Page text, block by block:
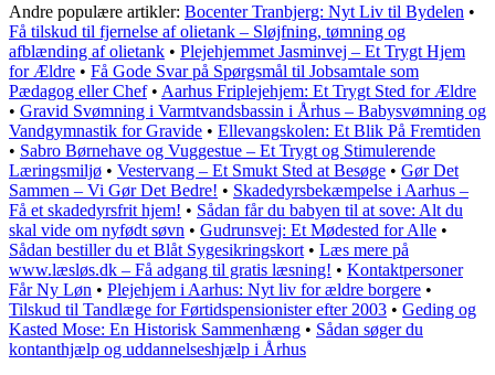
Andre populære artikler: Bocenter Tranbjerg: Nyt Liv til Bydelen •
Få tilskud til fjernelse af olietank – Sløjfning, tømning og
afblænding af olietank • Plejehjemmet Jasminvej – Et Trygt Hjem
for Ældre • Få Gode Svar på Spørgsmål til Jobsamtale som
Pædagog eller Chef• Aarhus Friplejehjem: Et Trygt Sted for Ældre
• Gravid Svømning i Varmtvandsbassin i Århus – Babysvømning og
Vandgymnastik for Gravide • Ellevangskolen: Et Blik På Fremtiden
• Sabro Børnehave og Vuggestue – Et Trygt og Stimulerende
Læringsmiljø • Vestervang – Et Smukt Sted at Besøge • Gør Det
Sammen – Vi Gør Det Bedre! • Skadedyrsbekæmpelse i Aarhus –
Få et skadedyrsfrit hjem! • Sådan får du babyen til at sove: Alt du
skal vide om nyfødt søvn • Gudrunsvej: Et Mødested for Alle •
Sådan bestiller du et Blåt Sygesikringskort • Læs mere på
www.læsløs.dk – Få adgang til gratis læsning! • Kontaktpersoner
Får Ny Løn • Plejehjem i Aarhus: Nyt liv for ældre borgere •
Tilskud til Tandlæge for Førtidspensionister efter 2003 • Geding og
Kasted Mose: En Historisk Sammenhæng • Sådan søger du
kontanthjælp og uddannelseshjælp i Århus